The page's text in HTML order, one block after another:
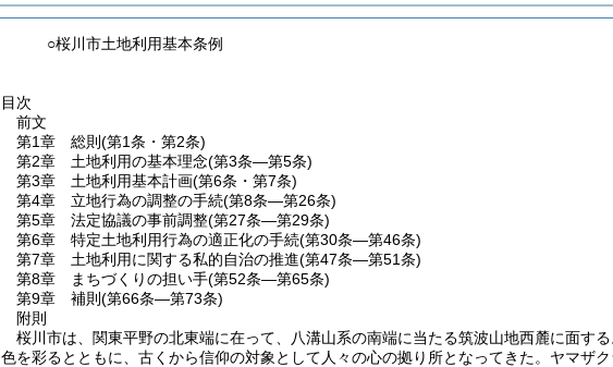
○桜川市土地利用基本条例
目次
前文
第1章
総則 (第1条・第2条)
第2章
土地利用の基本理念(第3条―第5条)
第3章
土地利用基本計画(第6条・第7条)
第4章
立地行為の調整の手続(第8条―第26条)
第5章
法定協議の事前調整(第27条―第29条)
第6章
特定土地利用行為の適正化の手続(第30条―第46条)
第7章
土地利用に関する私的自治の推進(第47条―第51条)
第8章
まちづくりの担い手(第52条―第65条)
第9章
補則 (第66条―第73条)
附則
桜川市は、関東平野の北東端に在って、八溝山系の南端に当たる筑波山地西麓に面す
色を彩るとともに、古くから信仰の対象として人々の心の拠り所となってきた。ヤマザ